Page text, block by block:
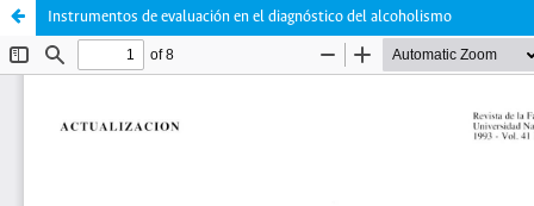
Instrumentos de evaluación en el diagnóstico del alcoholismo